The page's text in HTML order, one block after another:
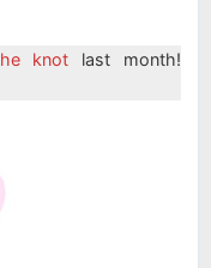
knot last month!